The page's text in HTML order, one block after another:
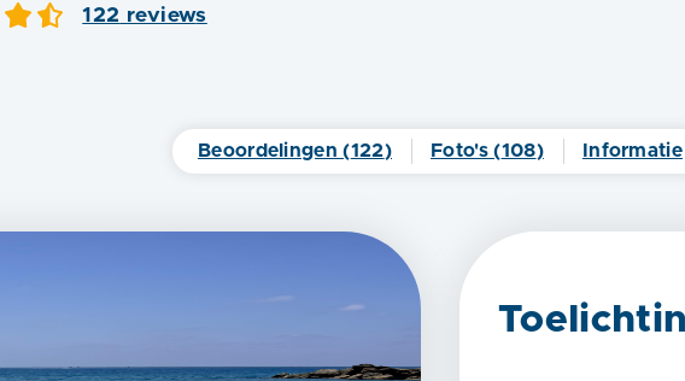
122 reviews
Beoordelingen (122) Foto's (108) Informatie